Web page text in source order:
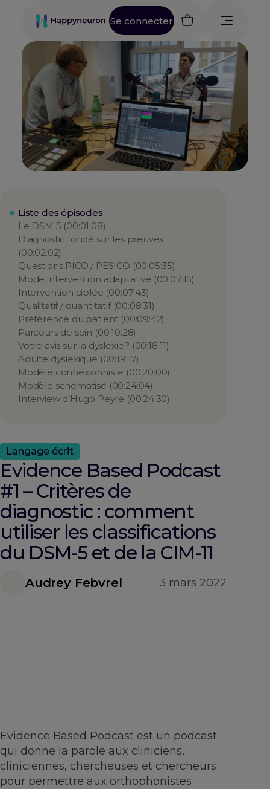
Se connecter
Liste des épisodes
Le DSM 5 (00:01:08)
Diagnostic fondé sur les preuves
(00:02:02)
Questions PICO / PESICO (00:05:35)
Mode intervention adaptative (00:07:15)
Intervention ciblée (00:07:43)
Qualitatif / quantitatif (00:08:31)
Préférence du patient (00:09:42)
Parcours de soin (00:10:28)
Votre avis sur la dyslexie ? (00:18:11)
Adulte dyslexique (00:19:17)
Modèle connexionniste (00:20:00)
Modèle schématisé (00:24:04)
Interview d’Hugo Peyre (00:24:30)
Langage écrit
Evidence Based Podcast
#1 – Critères de
diagnostic : comment
utiliser les classifications
du DSM-5 et de la CIM-11
Audrey Febvrel 3 mars 2022
Evidence Based Podcast est un podcast
qui donne la parole aux cliniciens,
cliniciennes, chercheuses et chercheurs
pour permettre aux orthophonistes